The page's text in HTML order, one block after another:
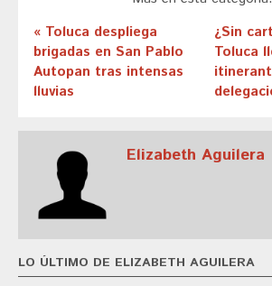
« Toluca despliega
brigadas en San Pablo
Autopan tras intensas
lluvias
¿Sin
Toluca
Elizabeth Aguilera
LO ÚLTIMO DE ELIZABETH AGUILERA